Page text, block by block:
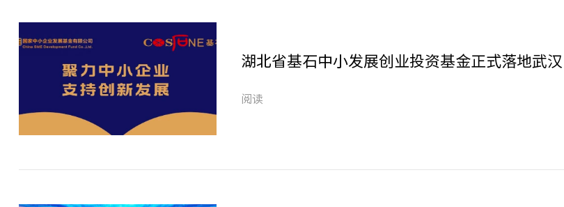
湖北省基石中小发展创业投资基金正式落地武汉
阅读